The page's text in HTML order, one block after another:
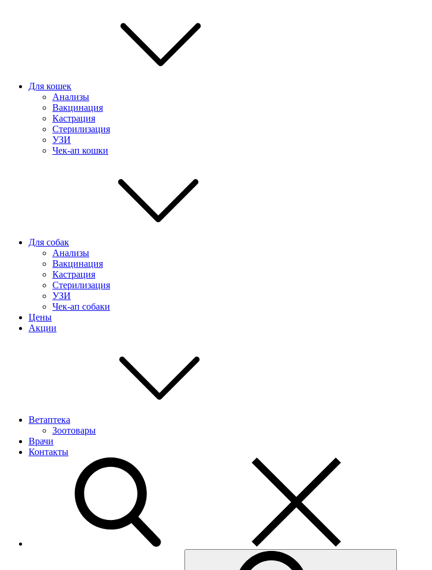
Для кошек
Анализы
Вакцинация
Кастрация
Стерилизация
УЗИ
Чек-ап кошки
Для собак
Анализы
Вакцинация
Кастрация
Стерилизация
УЗИ
Чек-ап собаки
Цены
Акции
Ветаптека
Зоотовары
Врачи
Контакты